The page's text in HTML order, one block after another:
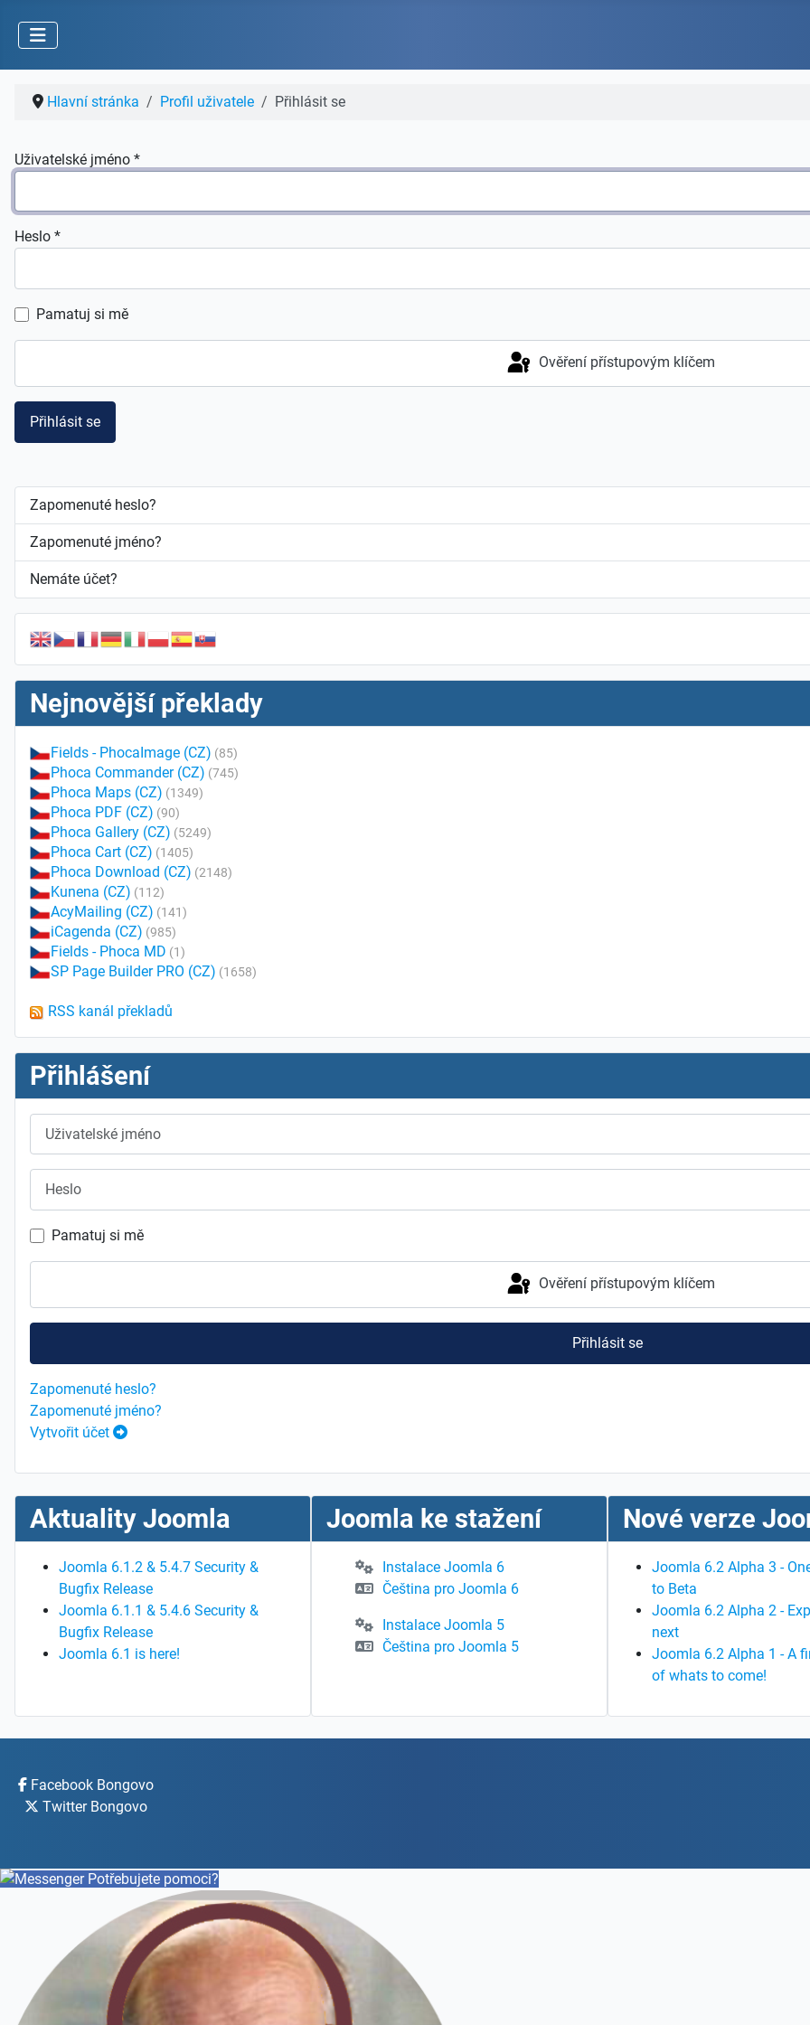
Hlavní stránka Profil uživatele Přihlásit se
Uživatelské jméno *
Heslo *
Pamatuj si mě
Ověření přístupovým klíčem
Přihlásit se
Zapomenuté heslo?
Zapomenuté jméno?
Nemáte účet?
Nejnovější překlady
Fields - PhocaImage (CZ) (85)
Phoca Commander (CZ) (745)
Phoca Maps (CZ) (1349)
Phoca PDF (CZ) (90)
Phoca Gallery (CZ) (5249)
Phoca Cart (CZ) (1405)
Phoca Download (CZ) (2148)
Kunena (CZ) (112)
AcyMailing (CZ) (141)
iCagenda (CZ) (985)
Fields - Phoca MD (1)
SP Page Builder PRO (CZ) (1658)
RSS kanál překladů
Přihlášení
Pamatuj si mě
Ověření přístupovým klíčem
Přihlásit se
Zapomenuté heslo?
Zapomenuté jméno?
Vytvořit účet
Aktuality Joomla
Joomla 6.1.2 & 5.4.7 Security &
Bugfix Release
Joomla 6.1.1 & 5.4.6 Security &
Bugfix Release
Joomla 6.1 is here!
Joomla ke stažení
Instalace Joomla 6
Čeština pro Joomla 6
Instalace Joomla 5
Čeština pro Joomla 5
Nové verze
Joomla 6.2 Alpha 3 -
to Beta
Joomla 6.2 Alpha 2 -
next
Joomla 6.2 Alpha 1 - A
of whats to come!
Facebook Bongovo
Twitter Bongovo
Potřebujete pomoci?